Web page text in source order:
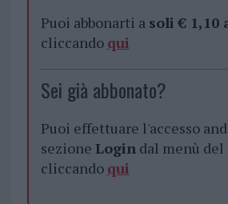
Puoi abbonarti a soli € 1,10
cliccando qui
Sei già abbonato?
Puoi effettuare l'accesso
sezione Logindal menù del
cliccando qui